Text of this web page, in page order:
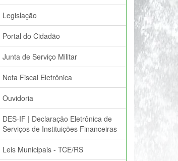
Legislação
Portal do Cidadão
Junta de Serviço Militar
Nota Fiscal Eletrônica
Ouvidoria
DES-IF | Declaração Eletrônica de
Serviços de Instituições Financeiras
Leis Municipais - TCE/RS